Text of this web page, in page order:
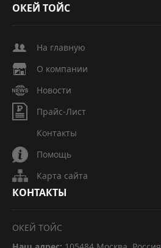
ОКЕЙ ТОЙС
На главную
О компании
Новости
Прайс-Лист
Контакты
Помощь
Карта сайта
КОНТАКТЫ
ОКЕЙ ТОЙС